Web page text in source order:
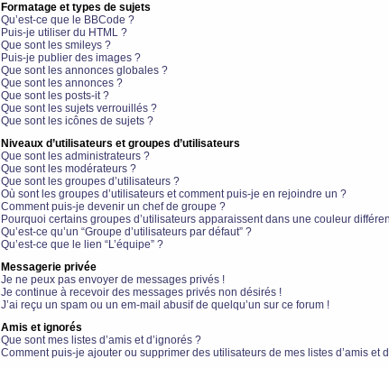
Formatage et types de sujets
Qu’est-ce que le BBCode ?
Puis-je utiliser du HTML ?
Que sont les smileys ?
Puis-je publier des images ?
Que sont les annonces globales ?
Que sont les annonces ?
Que sont les posts-it ?
Que sont les sujets verrouillés ?
Que sont les icônes de sujets ?
Niveaux d’utilisateurs et groupes d’utilisateurs
Que sont les administrateurs ?
Que sont les modérateurs ?
Que sont les groupes d’utilisateurs ?
Où sont les groupes d’utilisateurs et comment puis-je en rejoindre un ?
Comment puis-je devenir un chef de groupe ?
Pourquoi certains groupes d’utilisateurs apparaissent dans une couleur
Qu’est-ce qu’un “Groupe d’utilisateurs par défaut” ?
Qu’est-ce que le lien “L’équipe” ?
Messagerie privée
Je ne peux pas envoyer de messages privés !
Je continue à recevoir des messages privés non désirés !
J’ai reçu un spam ou un em-mail abusif de quelqu’un sur ce forum !
Amis et ignorés
Que sont mes listes d’amis et d’ignorés ?
Comment puis-je ajouter ou supprimer des utilisateurs de mes listes d’amis et